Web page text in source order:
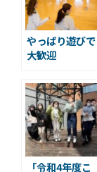
やっぱり遊びで
大歓迎
「令和4年度こ